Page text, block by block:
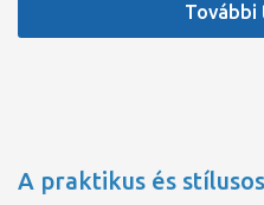
További
A praktikus és